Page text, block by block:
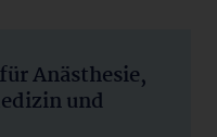
Anästhesie,
und